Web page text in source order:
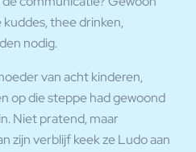
thee drinken,
nodig.
van acht kinderen,
op die steppe had gewoond
Niet pratend, maar
zijn verblijf keek ze Ludo aan